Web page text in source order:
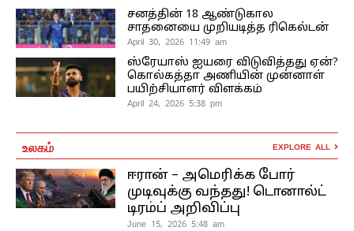
சனத்தின் 18 ஆண்டுகால
சாதனையை முறியடித்த ரிகெல்டன்
April 30, 2026 11:49 am
ஸ்ரேயாஸ் ஐயரை விடுவித்தது ஏன்?
கொல்கத்தா அணியின் முன்னாள்
பயிற்சியாளர் விளக்கம்
April 24, 2026 5:38 pm
உலகம் EXPLORE ALL
ஈரான் – அமெரிக்க போர்
முடிவுக்கு வந்தது! டொனால்ட்
டிரம்ப் அறிவிப்பு
June 15, 2026 5:48 am